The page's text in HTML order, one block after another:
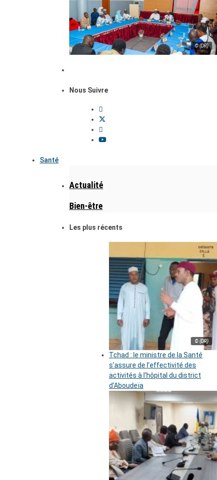
© (DR)
Nous Suivre
Santé
Actualité
Bien-être
Les plus récents
© (DR)
Tchad : le ministre de la Santé
s’assure de l’effectivité des
activités à l’hôpital du district
d’Aboudeïa